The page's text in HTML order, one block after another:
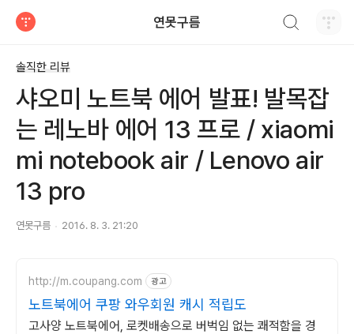
연못구름
솔직한 리뷰
샤오미 노트북 에어 발표! 발목잡
는 레노바 에어 13 프로 / xiaomi
mi notebook air / Lenovo air
13 pro
연못구름 2016. 8. 3. 21:20
http://m.coupang.com 광고
노트북에어 쿠팡 와우회원 캐시 적립도
고사양 노트북에어, 로켓배송으로 버벅임 없는 쾌적함을 경